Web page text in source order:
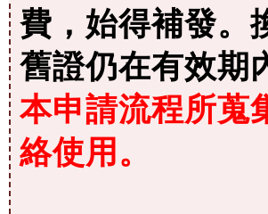
費，始得補發。
舊證仍在有效期
本申請流程所蒐
絡使用。